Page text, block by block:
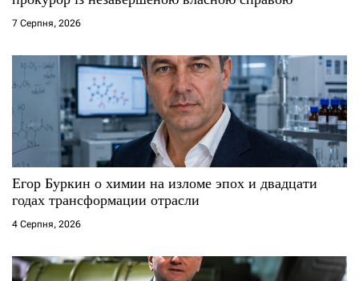
7 Серпня, 2026
Егор Буркин о химии на изломе эпох и двадцати
годах трансформации отрасли
4 Серпня, 2026